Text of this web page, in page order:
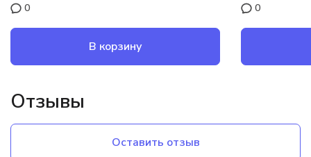
0
В корзину
0
Отзывы
Оставить отзыв